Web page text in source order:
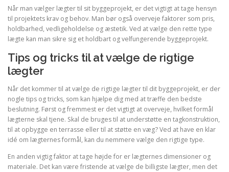
Når man vælger lægter til sit byggeprojekt, er det vigtigt at tage hensyn
til projektets krav og behov. Man bør også overveje faktorer som pris,
holdbarhed, vedligeholdelse og æstetik. Ved at vælge den rette type
lægte kan man sikre sig et holdbart og velfungerende byggeprojekt.
Tips og tricks til at vælge de rigtige
lægter
Når det kommer til at vælge de rigtige lægter til dit byggeprojekt, er der
nogle tips og tricks, som kan hjælpe dig med at træffe den bedste
beslutning. Først og fremmest er det vigtigt at overveje, hvilket formål
lægterne skal tjene. Skal de bruges til at understøtte en tagkonstruktion,
til at opbygge en terrasse eller til at støtte en væg? Ved at have en klar
idé om lægternes formål, kan du nemmere vælge den rigtige type.
En anden vigtig faktor at tage højde for er lægternes dimensioner og
materiale. Det kan være fristende at vælge de billigste lægter, men det